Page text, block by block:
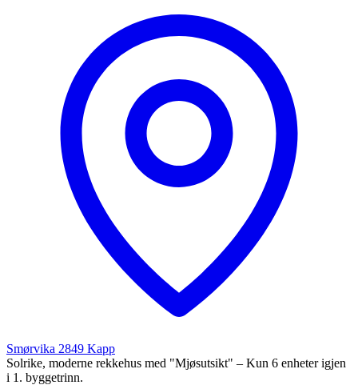
Smørvika 2849 Kapp
Solrike, moderne rekkehus med "Mjøsutsikt" – Kun 6 enheter igjen
i 1. byggetrinn.